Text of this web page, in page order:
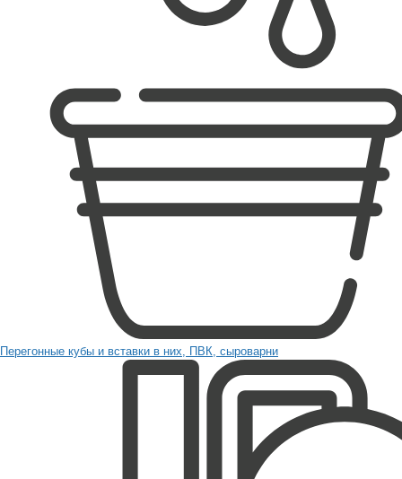
Перегонные кубы и вставки в них, ПВК, сыроварни